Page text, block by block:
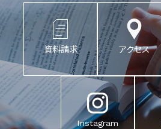
資料請求 アクセス
Instagram